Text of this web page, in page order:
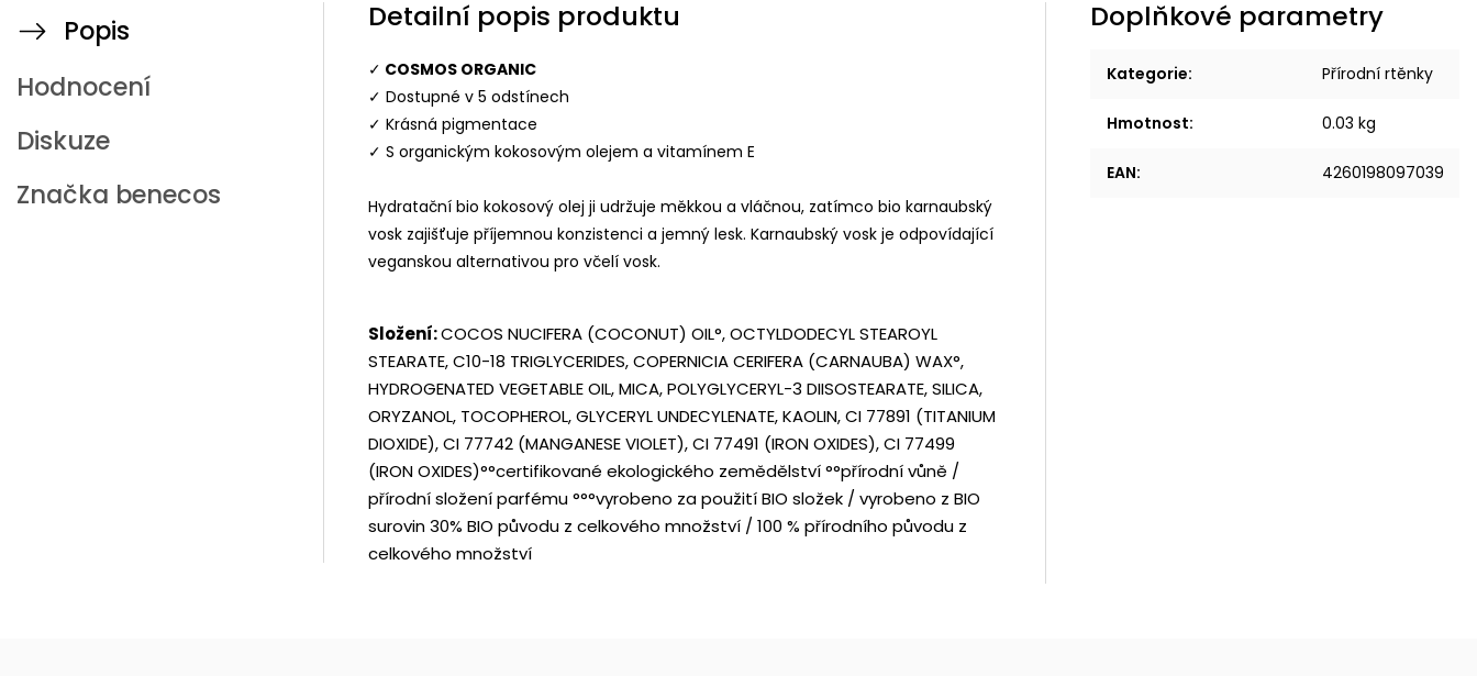
Popis
Hodnocení
Diskuze
Značka benecos
Detailní popis produktu
✓ COSMOS ORGANIC
✓ Dostupné v 5 odstínech
✓ Krásná pigmentace
✓ S organickým kokosovým olejem a vitamínem E
Hydratační bio kokosový olej ji udržuje měkkou a vláčnou, zatímco bio karnaubský
vosk zajišťuje příjemnou konzistenci a jemný lesk. Karnaubský vosk je odpovídající
veganskou alternativou pro včelí vosk.
Složení:COCOS NUCIFERA (COCONUT) OIL°, OCTYLDODECYL STEAROYL
STEARATE, C10-18 TRIGLYCERIDES, COPERNICIA CERIFERA (CARNAUBA) WAX°,
HYDROGENATED VEGETABLE OIL, MICA, POLYGLYCERYL-3 DIISOSTEARATE, SILICA,
ORYZANOL, TOCOPHEROL, GLYCERYL UNDECYLENATE, KAOLIN, CI 77891 (TITANIUM
DIOXIDE), CI 77742 (MANGANESE VIOLET), CI 77491 (IRON OXIDES), CI 77499
(IRON OXIDES)°°certifikované ekologického zemědělství °°přírodní vůně /
přírodní složení parfému °°°vyrobeno za použití BIO složek / vyrobeno z BIO
surovin 30% BIO původu z celkového množství / 100 % přírodního původu z
celkového množství
Doplňkové parametry
Kategorie: Přírodní rtěnky
Hmotnost: 0.03 kg
EAN: 4260198097039